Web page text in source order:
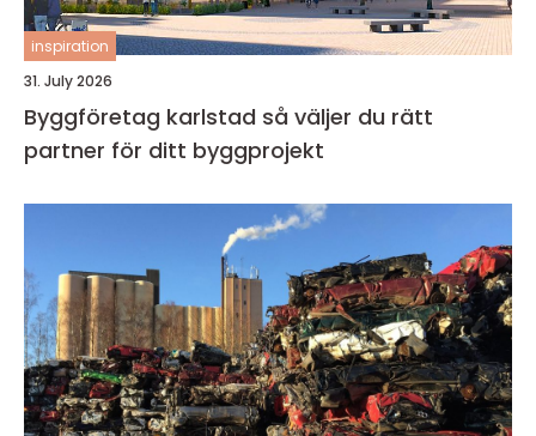
inspiration
31. July 2026
Byggföretag karlstad så väljer du rätt
partner för ditt byggprojekt